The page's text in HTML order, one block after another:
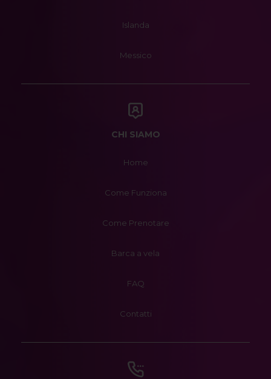
Islanda
Messico
CHI SIAMO
Home
Come Funziona
Come Prenotare
Barca a vela
FAQ
Contatti